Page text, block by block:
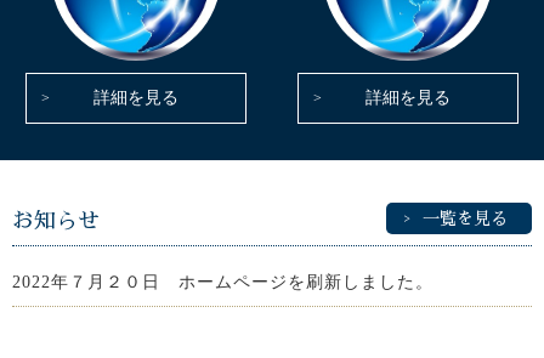
詳細を見る 詳細を見る
お知らせ 一覧を見る
2022年７月２０日 ホームページを刷新しました。